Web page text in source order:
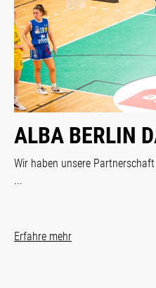
ALBA BERLIN
Wir haben unsere
...
Erfahre mehr